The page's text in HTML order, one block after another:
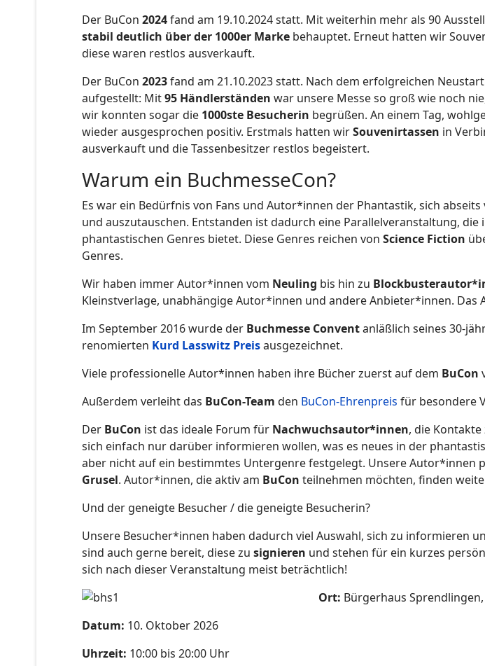
Der BuCon 2024fand am 19.10.2024 statt. Mit weiterhin mehr als 90
stabil deutlich über der 1000er Marke behauptet. Erneut hatten wir
diese waren restlos ausverkauft.
Der BuCon 2023fand am 21.10.2023 statt. Nach dem erfolgreichen
aufgestellt: Mit95 Händlerständen war unsere Messe so groß wie noch
wir konnten sogar die 1000ste Besucherin begrüßen. An einem Tag,
wieder ausgesprochen positiv. Erstmals hatten wirSouvenirtassen in
ausverkauft und die Tassenbesitzer restlos begeistert.
Warum ein BuchmesseCon?
Es war ein Bedürfnis von Fans und Autor*innen der Phantastik, sich
und auszutauschen. Entstanden ist dadurch eine Parallelveranstaltung, die
phantastischen Genres bietet. Diese Genres reichen von Science Fiction
Genres.
Wir haben immer Autor*innen vom Neuling bis hin zu
Kleinstverlage, unabhängige Autor*innen und andere Anbieter*innen. Das
Im September 2016 wurde der Buchmesse Conventanläßlich seines 30-
renomierten Kurd Lasswitz Preisausgezeichnet.
Viele professionelle Autor*innen haben ihre Bücher zuerst auf dem BuCon
Außerdem verleiht das BuCon-Team den BuCon-Ehrenpreis für besondere
Der BuCon ist das ideale Forum für Nachwuchsautor*innen, die Kontakte
sich einfach nur darüber informieren wollen, was es neues in der
aber nicht auf ein bestimmtes Untergenre festgelegt. Unsere Autor*innen
Grusel. Autor*innen, die aktiv am BuCon teilnehmen möchten, finden
Und der geneigte Besucher / die geneigte Besucherin?
Unsere Besucher*innen haben dadurch viel Auswahl, sich zu informieren
sind auch gerne bereit, diese zu signieren und stehen für ein kurzes
sich nach dieser Veranstaltung meist beträchtlich!
Ort: Bürgerhaus
Datum: 10. Oktober 2026
Uhrzeit: 10:00 bis 20:00 Uhr